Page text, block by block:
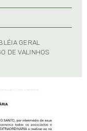
GERAL
DE VALINHOS